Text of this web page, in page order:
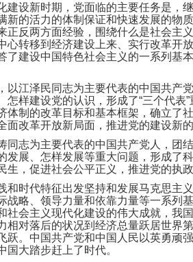
建设新时期，党面临的主要任务是
新的活力的体制保证和快速发展的
正反两方面经验，围绕什么是社会
心转移到经济建设上来、实行改革
了建设中国特色社会主义的一系列
江泽民同志为主要代表的中国共产
怎样建设党的认识，形成了“三个代
制的改革目标和基本框架，确立了
面改革开放新局面，推进党的建设新
同志为主要代表的中国共产党人，
发展、怎样发展等重大问题，形成
，促进社会公平正义，推进党的执
和时代特征出发坚持和发展马克思
战略、领导力量和依靠力量等一系
社会主义现代化建设的伟大成就，
相对落后的状况到经济总量跃居世
跃。中国共产党和中国人民以英勇
大踏步赶上了时代。